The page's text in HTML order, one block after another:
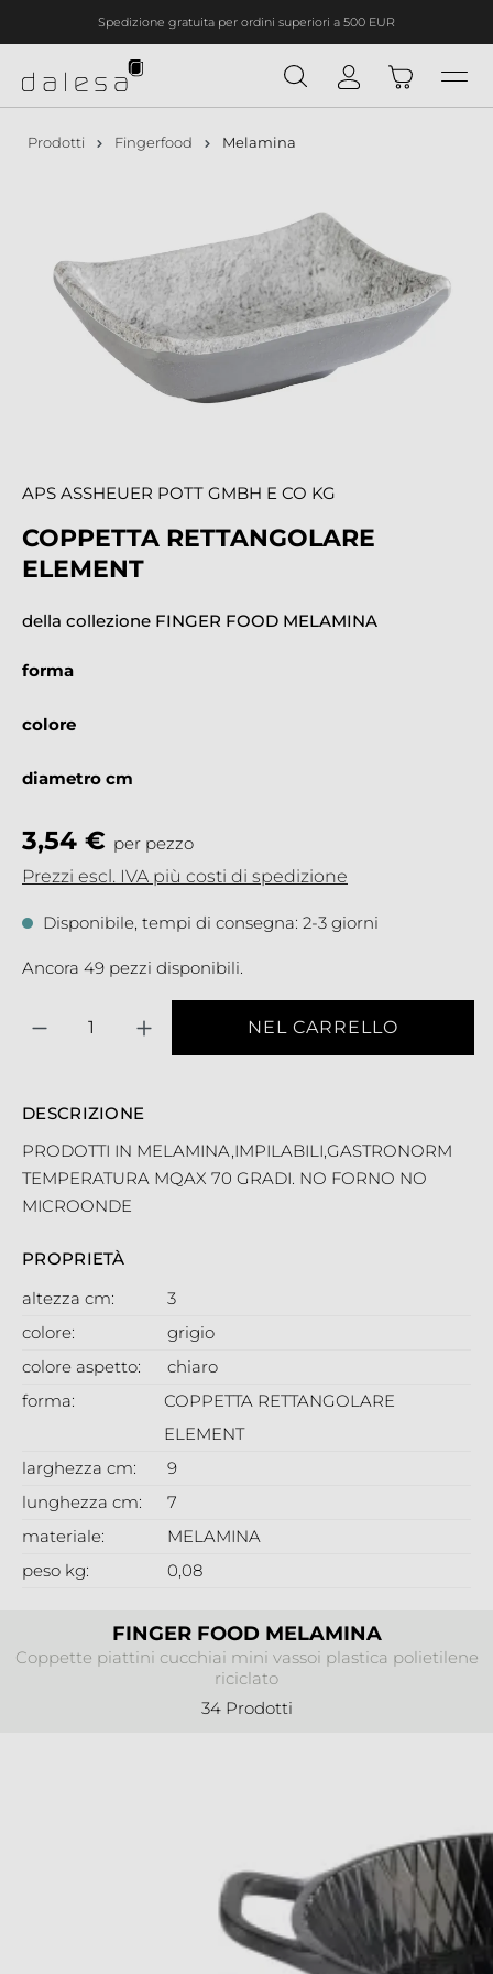
principaleSpedizione gratuita per ordini superiori a 500 EUR
FINGER FOOD MELAMINA
Coppette piattini cucchiai mini vassoi plastica polietilene
riciclato
34 Prodotti
Prodotti Fingerfood Melamina
APS ASSHEUER POTT GMBH E CO KG
COPPETTA RETTANGOLARE
ELEMENT
della collezione FINGER FOOD MELAMINA
3,54 € per pezzo
Prezzi escl. IVA più costi di spedizione
Disponibile, tempi di consegna: 2-3 giorni
Ancora 49 pezzi disponibili.
forma
colore
diametro cm
NEL CARRELLO
DESCRIZIONE
PRODOTTI IN MELAMINA,IMPILABILI,GASTRONORM
TEMPERATURA MQAX 70 GRADI. NO FORNO NO
MICROONDE
PROPRIETÀ
altezza cm:
3
colore:
grigio
colore aspetto:
chiaro
forma:
COPPETTA RETTANGOLARE
ELEMENT
larghezza cm:
9
lunghezza cm:
7
materiale:
MELAMINA
peso kg:
0,08